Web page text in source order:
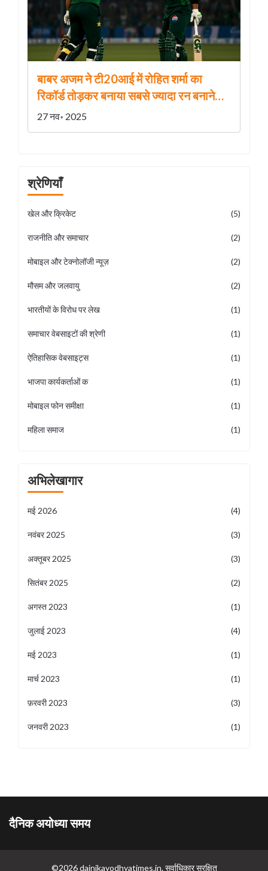
बाबर अजम ने टी20आई में रोहित शर्मा का
रिकॉर्ड तोड़कर बनाया सबसे ज्यादा रन बनाने
वाला
27 नव॰ 2025
श्रेणियाँ
खेल और क्रिकेट (5)
राजनीति और समाचार (2)
मोबाइल और टेक्नोलॉजी न्यूज़ (2)
मौसम और जलवायु (2)
भारतीयों के विरोध पर लेख (1)
समाचार वेबसाइटों की श्रेणी (1)
ऐतिहासिक वेबसाइट्स (1)
भाजपा कार्यकर्ताओं क (1)
मोबाइल फोन समीक्षा (1)
महिला समाज (1)
अभिलेखागार
मई 2026 (4)
नवंबर 2025 (3)
अक्तूबर 2025 (3)
सितंबर 2025 (2)
अगस्त 2023 (1)
जुलाई 2023 (4)
मई 2023 (1)
मार्च 2023 (1)
फ़रवरी 2023 (3)
जनवरी 2023 (1)
दैनिक अयोध्या समय
©2026 dainikayodhyatimes.in. सर्वाधिकार सुरक्षित